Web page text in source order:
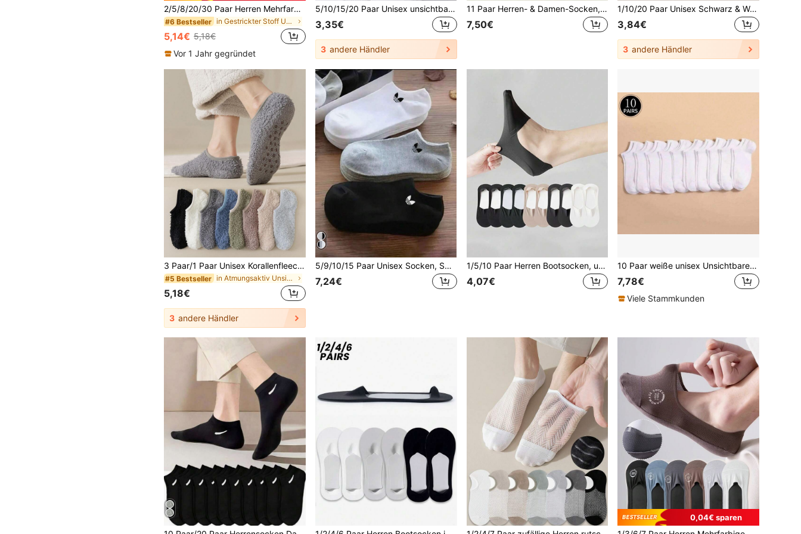
2/5/8/20/30 Paar Herren Mehrfarbige Frühling/Sommer Dünne Mesh Atmungsaktive Rutschfeste Niedrige Unsichtbare Bootssocken
#6 Bestseller in Gestrickter Stoff Unsichtbare Socken für Männer
5,14€ 5,18€
Vor 1 Jahr gegründet
5/10/15/20 Paar Unisex unsichtbare Papierboot-Socken, lässige Sport-Dünn-Innensocken (ohne Kartenverpackung), unsichtbare Sommersocken
3,35€
3 andere Händler
11 Paar Herren- & Damen-Socken, Schwarz & Weiß Basic Frühling/Sommer dünne lässige Sport-Mode Kurzsocken, Paar-Socken
7,50€
1/10/20 Paar Unisex Schwarz & Weiß Knöchelsocken/Kurze Socken, Paar Socken, atmungsaktive lässige Bootsocken, vielseitig für den täglichen Gebrauch, geeignet für alle Jahreszeiten
3,84€
3 andere Händler
3 Paar/1 Paar Unisex Korallenfleece warme Bootsocken, dicke, kälteabweisende, flauschige Paar-Hausschuhe, rutschfeste Gummipunkte auf der Sohle, weich & bequem, Winter
#5 Bestseller in Atmungsaktiv Unsichtbare Socken für Männer
5,18€
3 andere Händler
5/9/10/15 Paar Unisex Socken, Sportsocken, Modische Socken, weiße/schwarze/graue kurze Socken, einfarbig minimalistischer Stil, geeignet für den täglichen Casual-Gebrauch
7,24€
1/5/10 Paar Herren Bootsocken, unsichtbare Socken, Herrensocken, weiße Socken, schwarze Socken, kurze Socken, Nacktgefühl, feuchtigkeitsableitend, weich und atmungsaktiv, lässige Mode, bequem, lässiger Stil, geeignet für Zuhause, Büro, Alltagstragen, geeignet für alle Jahreszeiten
4,07€
10 Paar weiße unisex Unsichtbare Socken, bequem, tragbar, weich, atmungsaktiv, dünn und in Großer Größe, Sneaker Socken für alle Jahreszeiten
7,78€
Viele Stammkunden
0,04€ sparen